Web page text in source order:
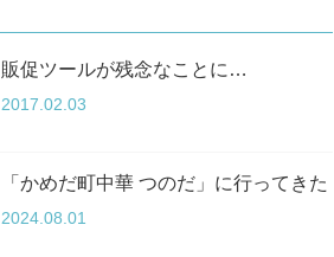
販促ツールが残念なことに…
2017.02.03
「かめだ町中華 つのだ」に行ってきた
2024.08.01